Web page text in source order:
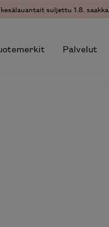
suljettu 1.8. saakka).
Palvelut